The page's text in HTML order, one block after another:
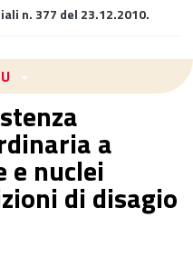
n. 377 del 23.12.2010.
a
e nuclei
di disagio